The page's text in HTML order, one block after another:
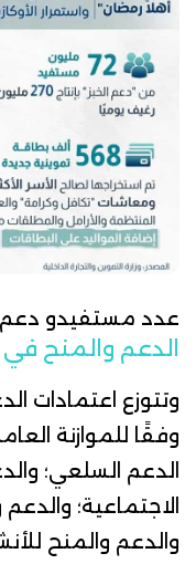
عدد مستفيدو دعم
الدعم والمنح في
وتتوزع اعتمادات
وفقًا للموازنة
الدعم السلعي؛
الاجتماعية؛
والدعم والمنح